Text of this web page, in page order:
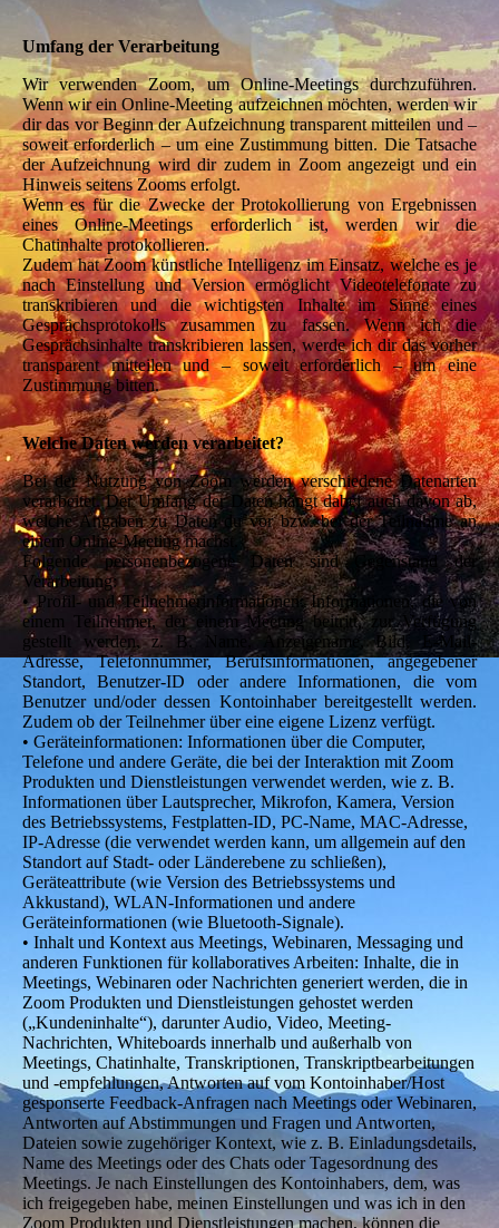
Umfang der Verarbeitung
Wir verwenden Zoom, um Online-Meetings durchzuführen.
Wenn wir ein Online-Meeting aufzeichnen möchten, werden wir
dir das vor Beginn der Aufzeichnung transparent mitteilen und –
soweit erforderlich – um eine Zustimmung bitten. Die Tatsache
der Aufzeichnung wird dir zudem in Zoom angezeigt und ein
Hinweis seitens Zooms erfolgt.
Wenn es für die Zwecke der Protokollierung von Ergebnissen
eines Online-Meetings erforderlich ist, werden wir die
Chatinhalte protokollieren.
Zudem hat Zoom künstliche Intelligenz im Einsatz, welche es je
nach Einstellung und Version ermöglicht Videotelefonate zu
transkribieren und die wichtigsten Inhalte im Sinne eines
Gesprächsprotokolls zusammen zu fassen. Wenn ich die
Gesprächsinhalte transkribieren lassen, werde ich dir das vorher
transparent mitteilen und – soweit erforderlich – um eine
Zustimmung bitten.
Welche Daten werden verarbeitet?
Bei der Nutzung von Zoom werden verschiedene Datenarten
verarbeitet. Der Umfang der Daten hängt dabei auch davon ab,
welche Angaben zu Daten du vor bzw. bei der Teilnahme an
einem Online-Meeting machst.
Folgende personenbezogene Daten sind Gegenstand der
Verarbeitung:
• Profil- und Teilnehmerinformationen: Informationen, die von
einem Teilnehmer, der einem Meeting beitritt, zur Verfügung
gestellt werden, z. B. Name, Anzeigename, Bild, E-Mail-
Adresse, Telefonnummer, Berufsinformationen, angegebener
Standort, Benutzer-ID oder andere Informationen, die vom
Benutzer und/oder dessen Kontoinhaber bereitgestellt werden.
Zudem ob der Teilnehmer über eine eigene Lizenz verfügt.
• Geräteinformationen: Informationen über die Computer,
Telefone und andere Geräte, die bei der Interaktion mit Zoom
Produkten und Dienstleistungen verwendet werden, wie z. B.
Informationen über Lautsprecher, Mikrofon, Kamera, Version
des Betriebssystems, Festplatten-ID, PC-Name, MAC-Adresse,
IP-Adresse (die verwendet werden kann, um allgemein auf den
Standort auf Stadt- oder Länderebene zu schließen),
Geräteattribute (wie Version des Betriebssystems und
Akkustand), WLAN-Informationen und andere
Geräteinformationen (wie Bluetooth-Signale).
• Inhalt und Kontext aus Meetings, Webinaren, Messaging und
anderen Funktionen für kollaboratives Arbeiten: Inhalte, die in
Meetings, Webinaren oder Nachrichten generiert werden, die in
Zoom Produkten und Dienstleistungen gehostet werden
(„Kundeninhalte“), darunter Audio, Video, Meeting-
Nachrichten, Whiteboards innerhalb und außerhalb von
Meetings, Chatinhalte, Transkriptionen, Transkriptbearbeitungen
und -empfehlungen, Antworten auf vom Kontoinhaber/Host
gesponserte Feedback-Anfragen nach Meetings oder Webinaren,
Antworten auf Abstimmungen und Fragen und Antworten,
Dateien sowie zugehöriger Kontext, wie z. B. Einladungsdetails,
Name des Meetings oder des Chats oder Tagesordnung des
Meetings. Je nach Einstellungen des Kontoinhabers, dem, was
ich freigegeben habe, meinen Einstellungen und was ich in den
Zoom Produkten und Dienstleistungen machen, können die